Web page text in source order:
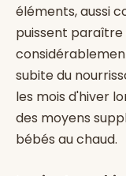
éléments, aussi
puissent
subite du
les mois d'hiver
des moyens
bébés au chaud.